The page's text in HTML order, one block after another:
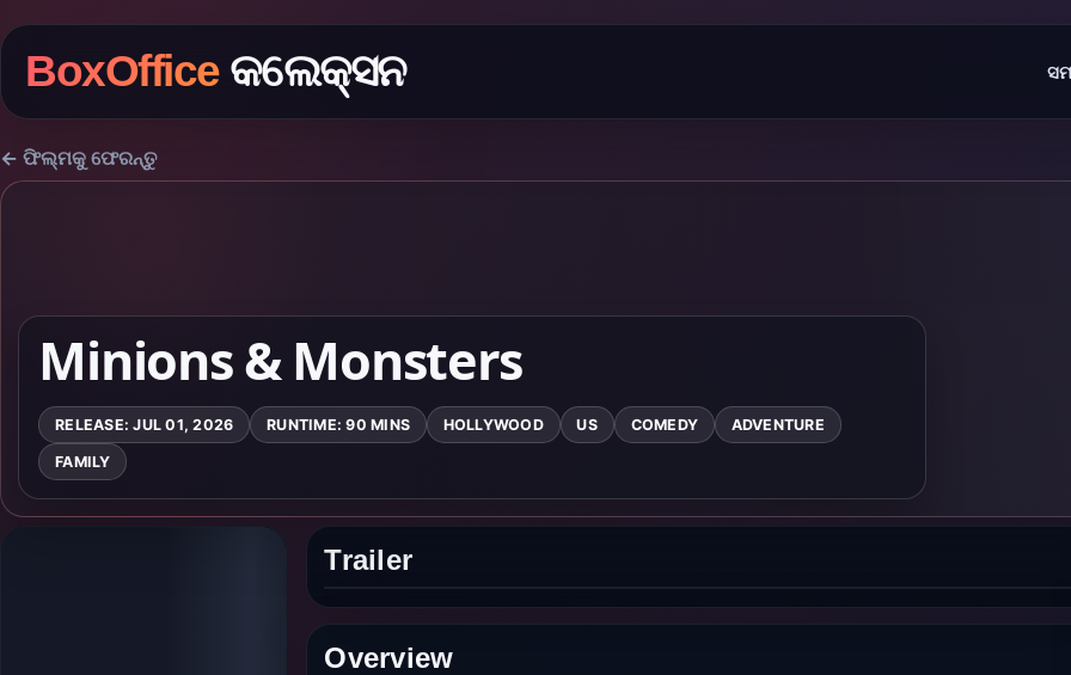
BoxOfficeକଲେକ୍ସନ
← ଫିଲ୍ମକୁ ଫେରନ୍ତୁ
Minions & Monsters
RELEASE: JUL 01, 2026 RUNTIME: 90 MINS HOLLYWOOD US COMEDY ADVENTURE
FAMILY
Trailer
Overview